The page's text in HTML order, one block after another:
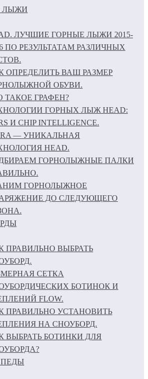
ЛЫЖИ
ЛУЧШИЕ ГОРНЫЕ ЛЫЖИ 2015-
ПО РЕЗУЛЬТАТАМ РАЗЛИЧНЫХ
ОПРЕДЕЛИТЬ ВАШ РАЗМЕР
ОБУВИ.
ТАКОЕ ГРАФЕН?
ГОРНЫХ ЛЫЖ HEAD:
И CHIP INTELLIGENCE.
— УНИКАЛЬНАЯ
HEAD.
ГОРНОЛЫЖНЫЕ ПАЛКИ
ГОРНОЛЫЖНОЕ
ДО СЛЕДУЮЩЕГО
ПРАВИЛЬНО ВЫБРАТЬ
СЕТКА
БОТИНОК И
FLOW.
ПРАВИЛЬНО УСТАНОВИТЬ
НА СНОУБОРД.
ВЫБРАТЬ БОТИНКИ ДЛЯ